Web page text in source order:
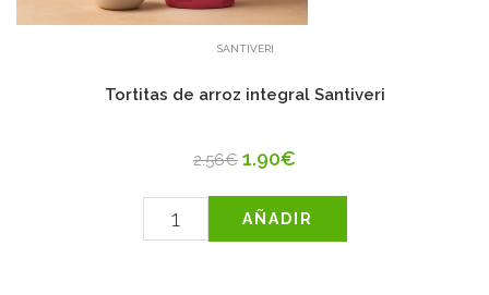
SANTIVERI
Tortitas de arroz integral Santiveri
2.56€ 1.90€
AÑADIR